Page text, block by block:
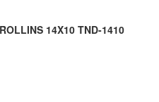
14X10 TND-1410